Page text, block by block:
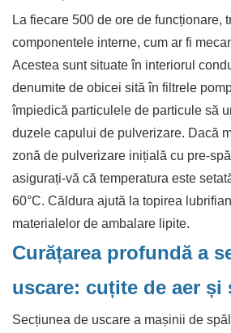
La fiecare 500 de ore de funcționare,
componentele interne, cum ar fi
Acestea sunt situate în interiorul
denumite de obicei sită în filtrele
împiedică particulele de particule să
duzele capului de pulverizare. Dacă
zonă de pulverizare inițială cu pre-
asigurați-vă că temperatura este
60°C. Căldura ajută la topirea
materialelor de ambalare lipite.
Curățarea profundă a
uscare: cuțite de aer și
Secțiunea de uscare a mașinii de